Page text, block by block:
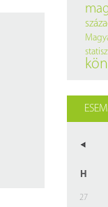
H
27